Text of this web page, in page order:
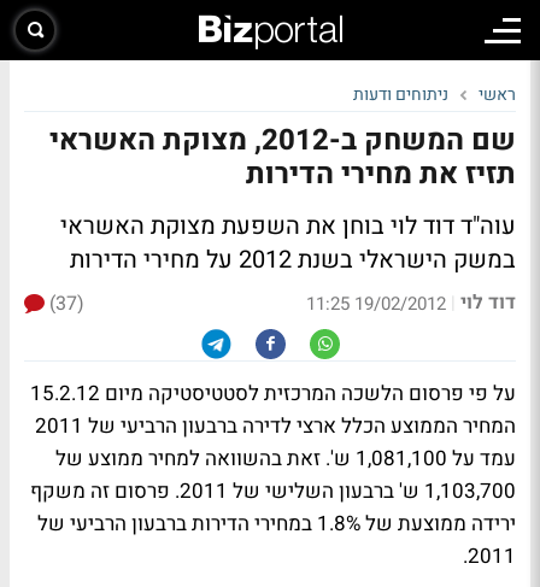
ראשי ניתוחים ודעות
שם המשחק ב-2012, מצוקת האשראי
תזיז את מחירי הדירות
עוה"ד דוד לוי בוחן את השפעת מצוקת האשראי
במשק הישראלי בשנת 2012 על מחירי הדירות
דוד לוי |
19/02/2012 11:25
(37)
על פי פרסום הלשכה המרכזית לסטטיסטיקה מיום 15.2.12
המחיר הממוצע הכלל ארצי לדירה ברבעון הרביעי של 2011
עמד על 1,081,100 ש'. זאת בהשוואה למחיר ממוצע של
1,103,700 ש' ברבעון השלישי של 2011. פרסום זה משקף
ירידה ממוצעת של 1.8% במחירי הדירות ברבעון הרביעי של
2011.